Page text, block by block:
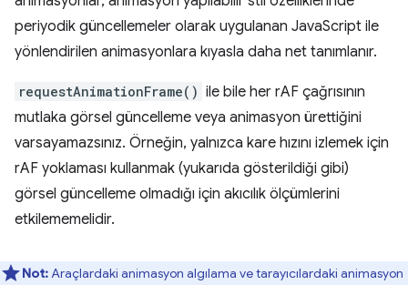
periyodik güncellemeler olarak uygulanan JavaScript ile
yönlendirilen animasyonlara kıyasla daha net tanımlanır.
requestAnimationFrame() ile bile her rAF çağrısının
mutlaka görsel güncelleme veya animasyon ürettiğini
varsayamazsınız. Örneğin, yalnızca kare hızını izlemek için
rAF yoklaması kullanmak (yukarıda gösterildiği gibi)
görsel güncelleme olmadığı için akıcılık ölçümlerini
etkilememelidir.
Not:Araçlardaki animasyon algılama ve tarayıcılardaki animasyon